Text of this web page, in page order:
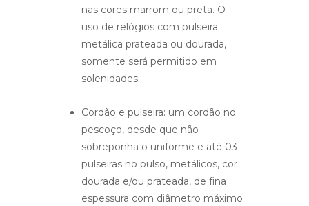
nas cores marrom ou preta. O
uso de relógios com pulseira
metálica prateada ou dourada,
somente será permitido em
solenidades.
Cordão e pulseira: um cordão no
pescoço, desde que não
sobreponha o uniforme e até 03
pulseiras no pulso, metálicos, cor
dourada e/ou prateada, de fina
espessura com diâmetro máximo